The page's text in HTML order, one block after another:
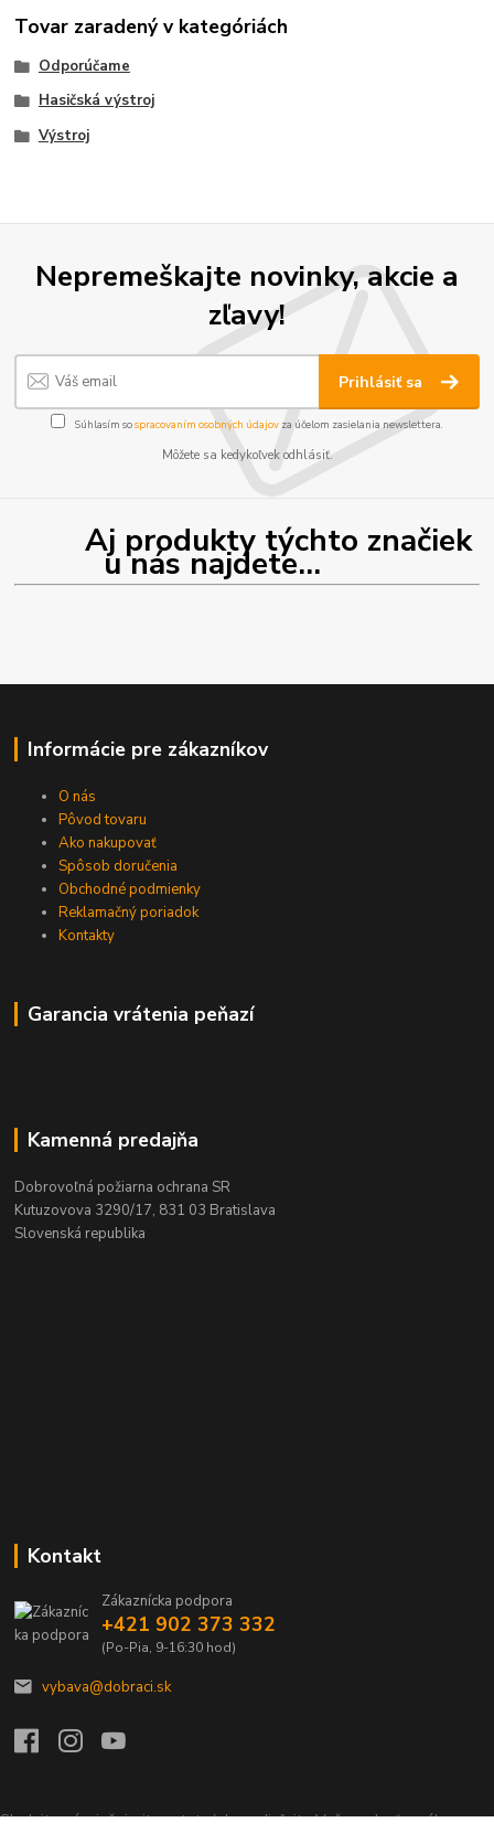
Tovar zaradený v kategóriách
Odporúčame
Hasičská výstroj
Výstroj
Nepremeškajte novinky, akcie a
zľavy!
Prihlásiť sa
Súhlasím sospracovaním osobných údajov za účelom zasielania newslettera.
Môžete sa kedykoľvek odhlásiť.
Aj produkty týchto značiek
u nás najdete...
Informácie pre zákazníkov
O nás
Pôvod tovaru
Ako nakupovať
Spôsob doručenia
Obchodné podmienky
Reklamačný poriadok
Kontakty
Garancia vrátenia peňazí
Kamenná predajňa
Dobrovoľná požiarna ochrana SR
Kutuzovova 3290/17, 831 03 Bratislava
Slovenská republika
Kontakt
Zákaznícka podpora
+421 902 373 332
(Po-Pia, 9-16:30 hod)
vybava@dobraci.sk
Sledujte nás, inšpirujte ostatných a zdieľajte Vašu radosť z nákupu a